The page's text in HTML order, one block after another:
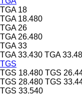
TGA 18
TGA 18.480
TGA 26
TGA 26.480
TGA 33
TGA 33.430 TGA
TGS
TGS 18.480 TGS
TGS 28.480 TGS
TGS 33.540